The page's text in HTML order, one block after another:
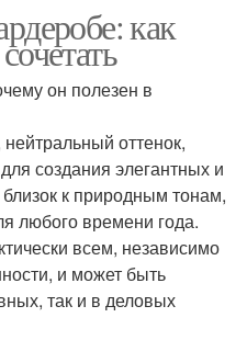
как
он полезен в
оттенок,
создания элегантных и
к природным тонам,
любого времени года.
всем, независимо
и может быть
так и в деловых